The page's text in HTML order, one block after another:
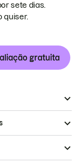
sete dias.
quiser.
gratuita